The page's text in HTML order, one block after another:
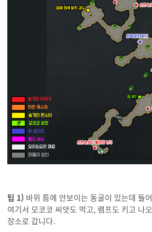
팁 1) 바위 틈에 안보이는 동굴이 있는데 들
여기서 모코코 씨앗도 먹고, 램프도 키고 나
장소로 갑니다.